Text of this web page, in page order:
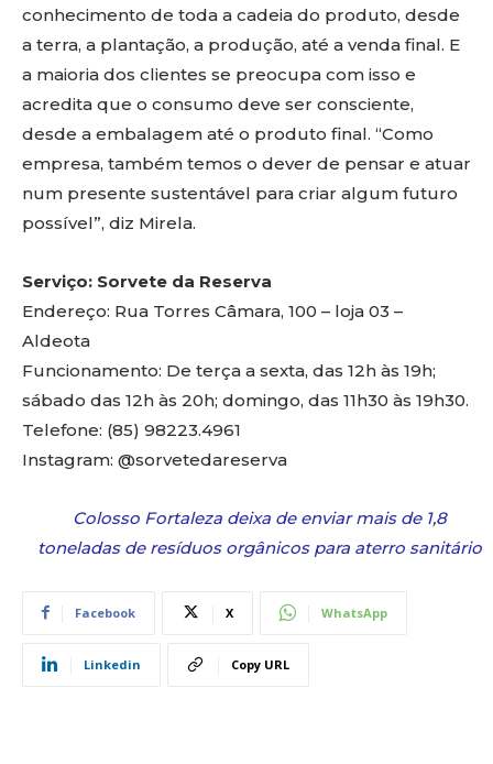
conhecimento de toda a cadeia do produto, desde
a terra, a plantação, a produção, até a venda final. E
a maioria dos clientes se preocupa com isso e
acredita que o consumo deve ser consciente,
desde a embalagem até o produto final. “Como
empresa, também temos o dever de pensar e atuar
num presente sustentável para criar algum futuro
possível”, diz Mirela.
Serviço: Sorvete da Reserva
Endereço: Rua Torres Câmara, 100 – loja 03 –
Aldeota
Funcionamento: De terça a sexta, das 12h às 19h;
sábado das 12h às 20h; domingo, das 11h30 às 19h30.
Telefone: (85) 98223.4961
Instagram: @sorvetedareserva
Colosso Fortaleza deixa de enviar mais de 1,8
toneladas de resíduos orgânicos para aterro sanitário
Facebook X WhatsApp
Linkedin Copy URL